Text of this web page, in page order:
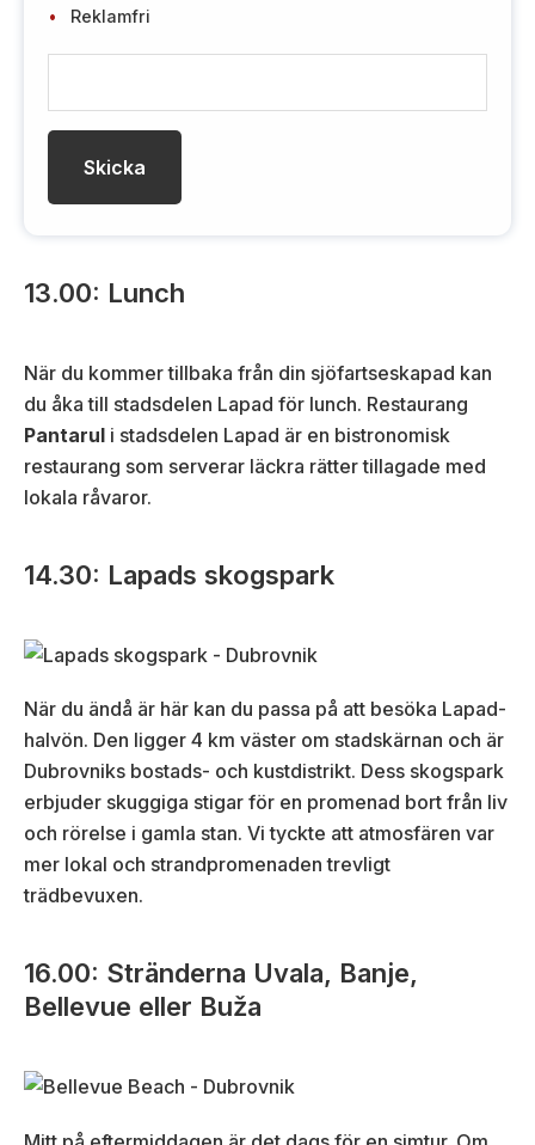
Reklamfri
p
13.00: Lunch
När du kommer tillbaka från din sjöfartseskapad kan
du åka till stadsdelen Lapad för lunch. Restaurang
Pantarul i stadsdelen Lapad är en bistronomisk
restaurang som serverar läckra rätter tillagade med
lokala råvaror.
14.30: Lapads skogspark
När du ändå är här kan du passa på att besöka Lapad-
halvön. Den ligger 4 km väster om stadskärnan och är
Dubrovniks bostads- och kustdistrikt. Dess skogspark
erbjuder skuggiga stigar för en promenad bort från liv
och rörelse i gamla stan. Vi tyckte att atmosfären var
mer lokal och strandpromenaden trevligt
trädbevuxen.
16.00: Stränderna Uvala, Banje,
Bellevue eller Buža